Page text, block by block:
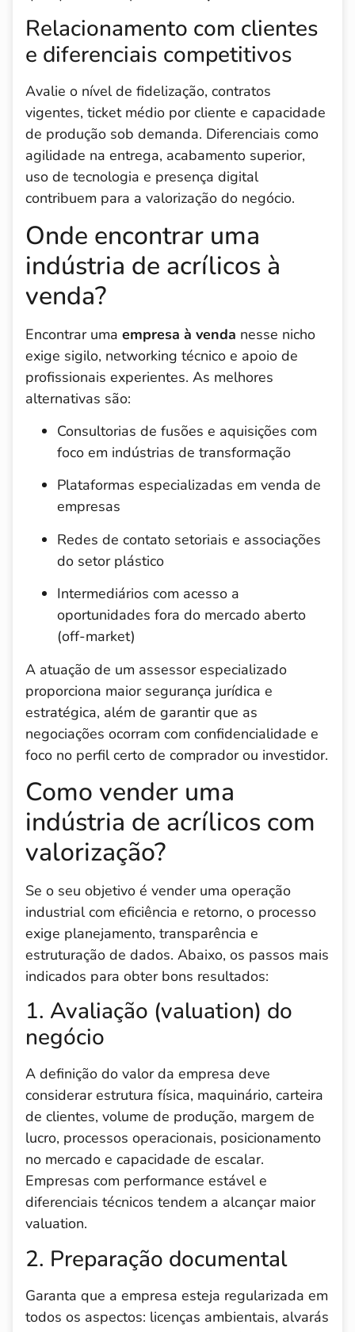
Relacionamento com clientes
e diferenciais competitivos
Avalie o nível de fidelização, contratos
vigentes, ticket médio por cliente e capacidade
de produção sob demanda. Diferenciais como
agilidade na entrega, acabamento superior,
uso de tecnologia e presença digital
contribuem para a valorização do negócio.
Onde encontrar uma
indústria de acrílicos à
venda?
Encontrar uma empresa à venda nesse nicho
exige sigilo, networking técnico e apoio de
profissionais experientes. As melhores
alternativas são:
Consultorias de fusões e aquisições com
foco em indústrias de transformação
Plataformas especializadas em venda de
empresas
Redes de contato setoriais e associações
do setor plástico
Intermediários com acesso a
oportunidades fora do mercado aberto
(off-market)
A atuação de um assessor especializado
proporciona maior segurança jurídica e
estratégica, além de garantir que as
negociações ocorram com confidencialidade e
foco no perfil certo de comprador ou investidor.
Como vender uma
indústria de acrílicos com
valorização?
Se o seu objetivo é vender uma operação
industrial com eficiência e retorno, o processo
exige planejamento, transparência e
estruturação de dados. Abaixo, os passos mais
indicados para obter bons resultados:
1. Avaliação (valuation) do
negócio
A definição do valor da empresa deve
considerar estrutura física, maquinário, carteira
de clientes, volume de produção, margem de
lucro, processos operacionais, posicionamento
no mercado e capacidade de escalar.
Empresas com performance estável e
diferenciais técnicos tendem a alcançar maior
valuation.
2. Preparação documental
Garanta que a empresa esteja regularizada em
todos os aspectos: licenças ambientais, alvarás